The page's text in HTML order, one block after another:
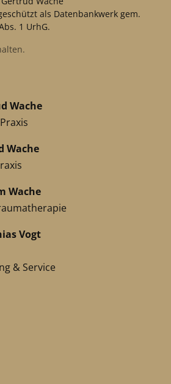
als Datenbankwerk gem.
1 UrhG.
Wache
Wache
Wache
Vogt
& Service